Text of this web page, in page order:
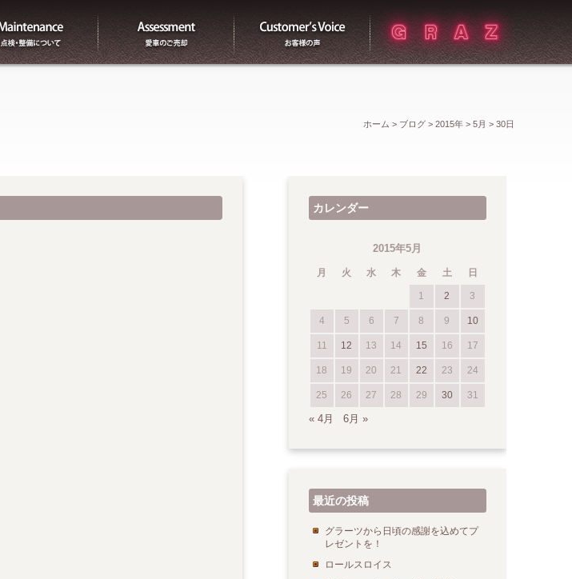
整備 買取 お客様の声
ホーム > ブログ > 2015年 > 5月 > 30日
カレンダー
2015年5月
月 火 水 木 金 土 日
1 2 3
4 5 6 7 8 9 10
11 12 13 14 15 16 17
18 19 20 21 22 23 24
25 26 27 28 29 30 31
« 4月 6月 »
最近の投稿
グラーツから日頃の感謝を込めてプ
レゼントを！
ロールスロイス